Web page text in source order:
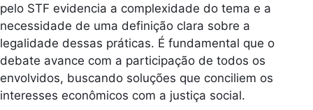
pelo STF evidencia a complexidade do tema e a
necessidade de uma definição clara sobre a
legalidade dessas práticas. É fundamental que o
debate avance com a participação de todos os
envolvidos, buscando soluções que conciliem os
interesses econômicos com a justiça social.